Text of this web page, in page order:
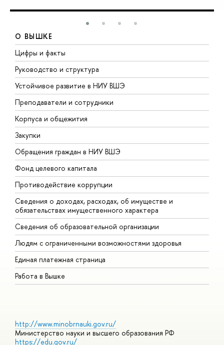
О ВЫШКЕ
Цифры и факты
Руководство и структура
Устойчивое развитие в НИУ ВШЭ
Преподаватели и сотрудники
Корпуса и общежития
Закупки
Обращения граждан в НИУ ВШЭ
Фонд целевого капитала
Противодействие коррупции
Сведения о доходах, расходах, об имуществе и
обязательствах имущественного характера
Сведения об образовательной организации
Людям с ограниченными возможностями здоровья
Единая платежная страница
Работа в Вышке
http://www.minobrnauki.gov.ru/
Министерство науки и высшего образования РФ
https://edu.gov.ru/